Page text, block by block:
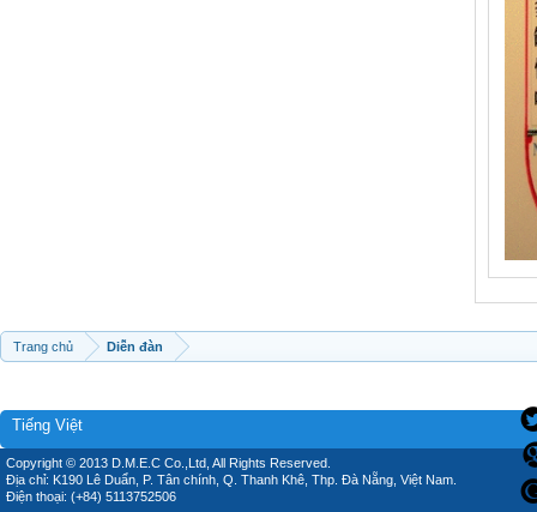
Trang chủ Diễn đàn
Tiếng Việt
Copyright © 2013 D.M.E.C Co.,Ltd, All Rights Reserved.
Địa chỉ: K190 Lê Duẩn, P. Tân chính, Q. Thanh Khê, Thp. Đà Nẵng, Việt Nam.
Điện thoại: (+84) 5113752506